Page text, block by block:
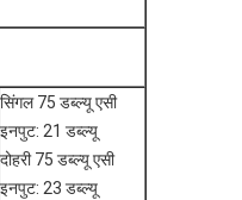
सिंगल 75 डब्ल्यू एसी
इनपुट: 21 डब्ल्यू
दोहरी 75 डब्ल्यू एसी
इनपुट: 23 डब्ल्यू